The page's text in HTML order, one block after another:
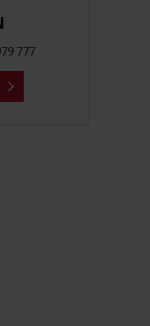
777